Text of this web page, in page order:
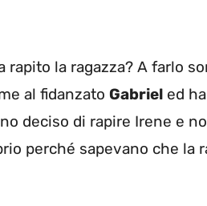
rapito la ragazza? A farlo
al fidanzato Gabriel ed
deciso di rapire Irene e
perché sapevano che la